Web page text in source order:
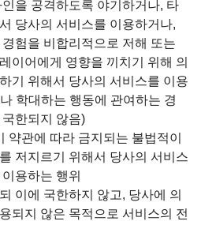
을 공격하도록 야기하거나, 타
당사의 서비스를 이용하거나,
험을 비합리적으로 저해 또는
이어에게 영향을 끼치기 위해 의
기 위해서 당사의 서비스를 이용
학대하는 행동에 관여하는 경
한되지 않음)
약관에 따라 금지되는 불법적이
저지르기 위해서 당사의 서비스
용하는 행위
이에 국한하지 않고, 당사에 의
되지 않은 목적으로 서비스의 전